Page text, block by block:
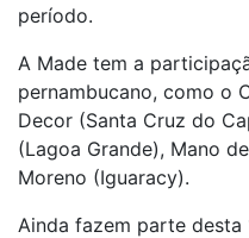
período.
A Made tem a
pernambucano, como o
Decor (Santa Cruz do
(Lagoa Grande), Mano
Moreno (Iguaracy).
Ainda fazem parte desta